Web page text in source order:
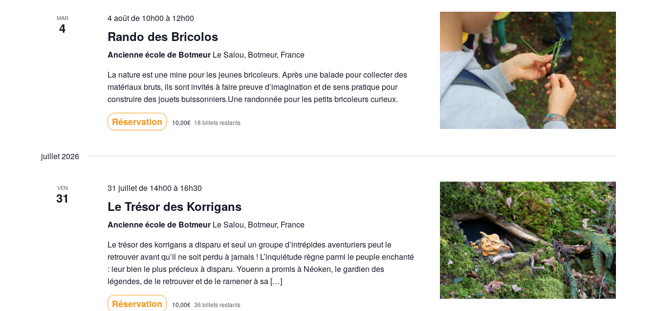
MAR
4
4 août de 10h00 à 12h00
Rando des Bricolos
Ancienne école de Botmeur Le Salou, Botmeur, France
La nature est une mine pour les jeunes bricoleurs. Après une balade pour collecter des
matériaux bruts, ils sont invités à faire preuve d’imagination et de sens pratique pour
construire des jouets buissonniers.Une randonnée pour les petits bricoleurs curieux.
Réservation 10,00€ 18 billets restants
juillet 2026
VEN
31
31 juillet de 14h00 à 16h30
Le Trésor des Korrigans
Ancienne école de Botmeur Le Salou, Botmeur, France
Le trésor des korrigans a disparu et seul un groupe d’intrépides aventuriers peut le
retrouver avant qu’il ne soit perdu à jamais ! L’inquiétude règne parmi le peuple enchanté
: leur bien le plus précieux à disparu. Youenn a promis à Néoken, le gardien des
légendes, de le retrouver et de le ramener à sa […]
Réservation 10,00€ 36 billets restants